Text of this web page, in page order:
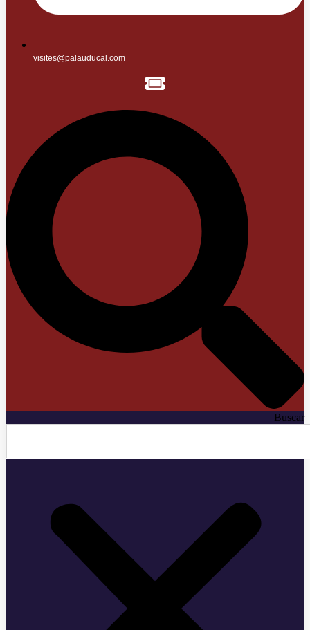
visites@palauducal.com
Buscar